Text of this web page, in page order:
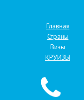
Главная
Страны
Визы
КРУИЗЫ